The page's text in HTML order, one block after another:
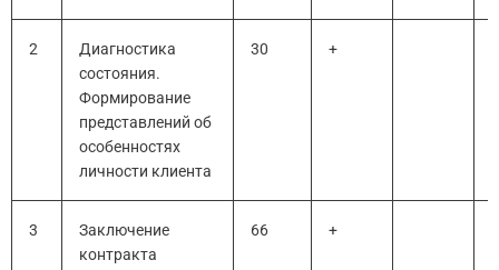
2
Диагностика
состояния.
Формирование
представлений об
особенностях
личности клиента
30 +
3
Заключение
контракта
66 +